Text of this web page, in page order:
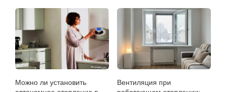
Можно ли установить
Вентиляция при